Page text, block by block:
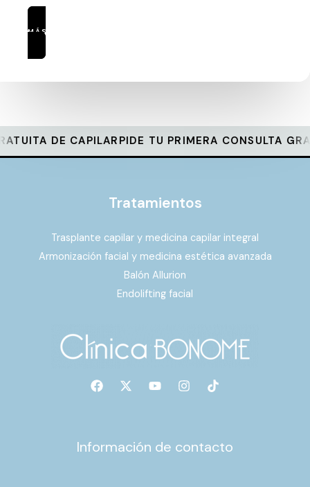
MÁS INFORMACIÓN
PIDE TU PRIMERA CONSULTA GRATUITA DE
Tratamientos
Trasplante capilar y medicina capilar integral
Armonización facial y medicina estética avanzada
Balón Allurion
Endolifting facial
Información de contacto